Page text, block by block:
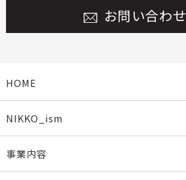
お問い合わせ
HOME
NIKKO_ism
事業内容